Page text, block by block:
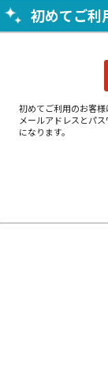
初めてご利
初めてご利用のお客様
メールアドレスとパ
になります。